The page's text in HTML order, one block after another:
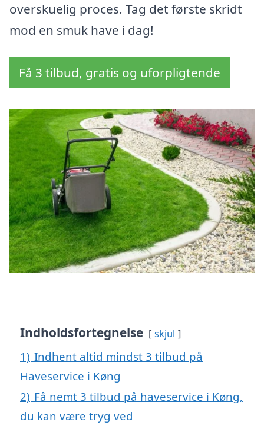
overskuelig proces. Tag det første skridt
mod en smuk have i dag!
Få 3 tilbud, gratis og uforpligtende
Indholdsfortegnelse skjul
1) Indhent altid mindst 3 tilbud på
Haveservice i Køng
2) Få nemt 3 tilbud på haveservice i Køng,
du kan være tryg ved